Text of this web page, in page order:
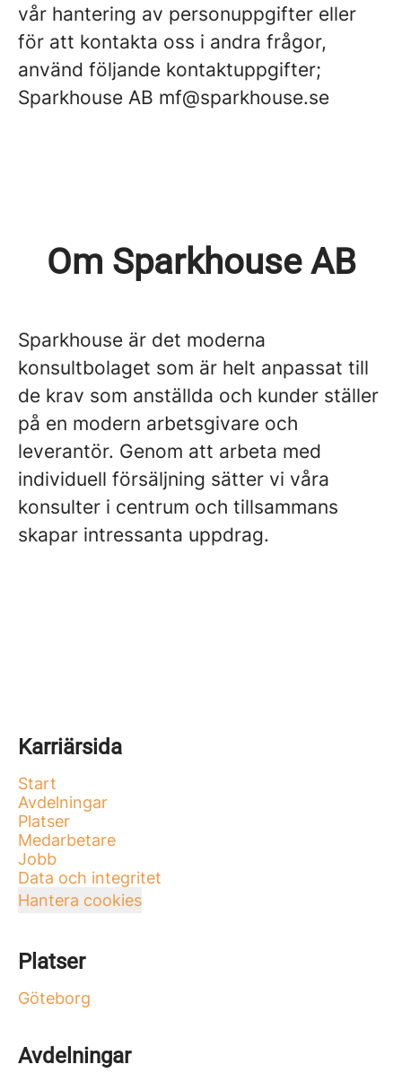
vår hantering av personuppgifter eller
för att kontakta oss i andra frågor,
använd följande kontaktuppgifter;
Sparkhouse AB mf@sparkhouse.se
Om Sparkhouse AB
Sparkhouse är det moderna
konsultbolaget som är helt anpassat till
de krav som anställda och kunder ställer
på en modern arbetsgivare och
leverantör. Genom att arbeta med
individuell försäljning sätter vi våra
konsulter i centrum och tillsammans
skapar intressanta uppdrag.
Karriärsida
Start
Avdelningar
Platser
Medarbetare
Jobb
Data och integritet
Hantera cookies
Platser
Göteborg
Avdelningar